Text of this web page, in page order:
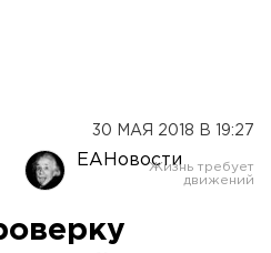
30 МАЯ 2018 В 19:27
ЕАНовости